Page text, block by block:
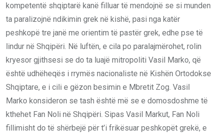
kompetentë shqiptarë kanë filluar të mendojnë se si munden
ta paralizojnë ndikimin grek në kishë, pasi nga katër
peshkopë tre janë me orientim të pastër grek, edhe pse të
lindur në Shqipëri. Në luftën, e cila po paralajmërohet, rolin
kryesor gjithsesi se do ta luajë mitropoliti Vasil Marko, që
është udhëheqës i rrymës nacionaliste në Kishën Ortodokse
Shqiptare, e i cili e gëzon besimin e Mbretit Zog. Vasil
Marko konsideron se tash është më se e domosdoshme të
kthehet Fan Noli në Shqipëri. Sipas Vasil Markut, Fan Noli
fillimisht do të shërbejë për t’i frikësuar peshkopët grekë, e